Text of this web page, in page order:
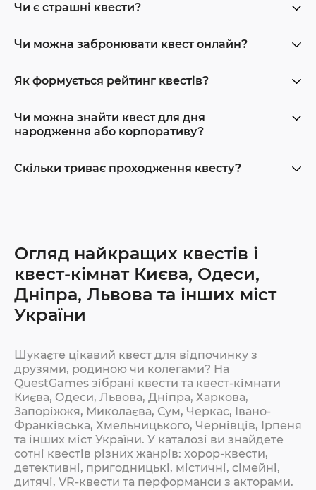
Чи є страшні квести?
Чи можна забронювати квест онлайн?
Як формується рейтинг квестів?
Чи можна знайти квест для дня
народження або корпоративу?
Скільки триває проходження квесту?
Огляд найкращих квестів і
квест-кімнат Києва, Одеси,
Дніпра, Львова та інших міст
України
Шукаєте цікавий квест для відпочинку з
друзями, родиною чи колегами? На
QuestGames зібрані квести та квест-кімнати
Києва, Одеси, Львова, Дніпра, Харкова,
Запоріжжя, Миколаєва, Сум, Черкас, Івано-
Франківська, Хмельницького, Чернівців, Ірпеня
та інших міст України. У каталозі ви знайдете
сотні квестів різних жанрів: хорор-квести,
детективні, пригодницькі, містичні, сімейні,
дитячі, VR-квести та перформанси з акторами.